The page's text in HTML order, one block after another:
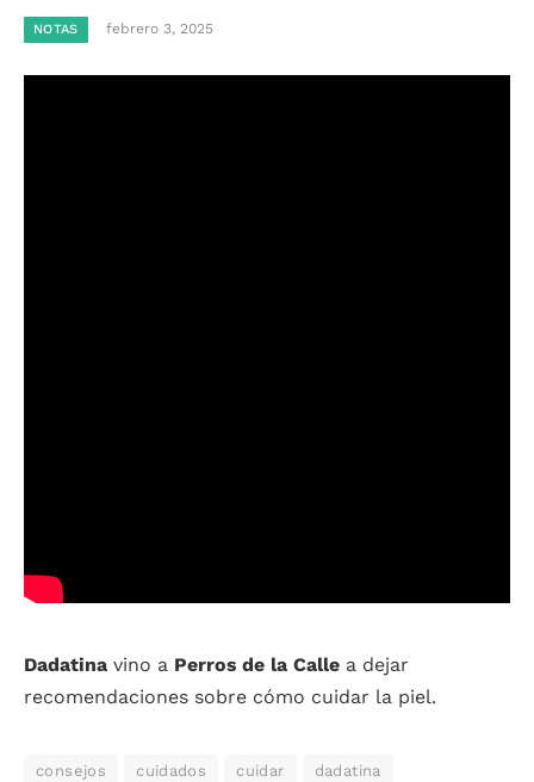
NOTAS febrero 3, 2025
Dadatina vino a Perros de la Calle a dejar
recomendaciones sobre cómo cuidar la piel.
consejos cuidados cuidar dadatina